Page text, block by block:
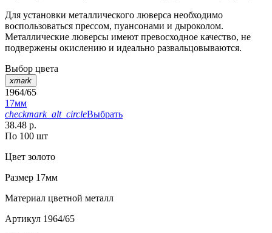
Для установки металлического люверса необходимо
воспользоваться прессом, пуансонами и дыроколом.
Металлические люверсы имеют превосходное качество, не
подвержены окислению и идеально развальцовываются.
Выбор цвета
xmark
1964/65
17мм
checkmark_alt_circleВыбрать
38.48 р.
По 100 шт
Цвет золото
Размер 17мм
Материал цветной металл
Артикул 1964/65